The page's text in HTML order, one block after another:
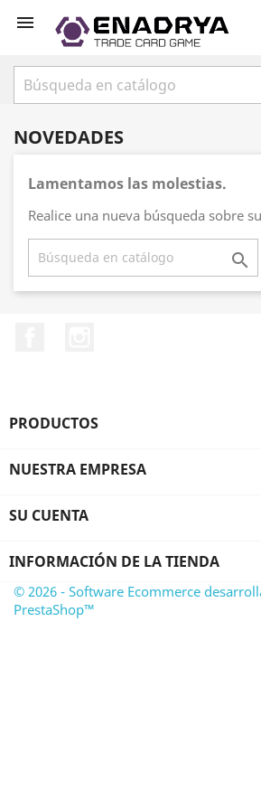

NOVEDADES
Lamentamos las molestias.
Realice una nueva búsqueda sobre

PRODUCTOS
NUESTRA EMPRESA
SU CUENTA
INFORMACIÓN DE LA TIENDA
© 2026 - Software Ecommerce
PrestaShop™